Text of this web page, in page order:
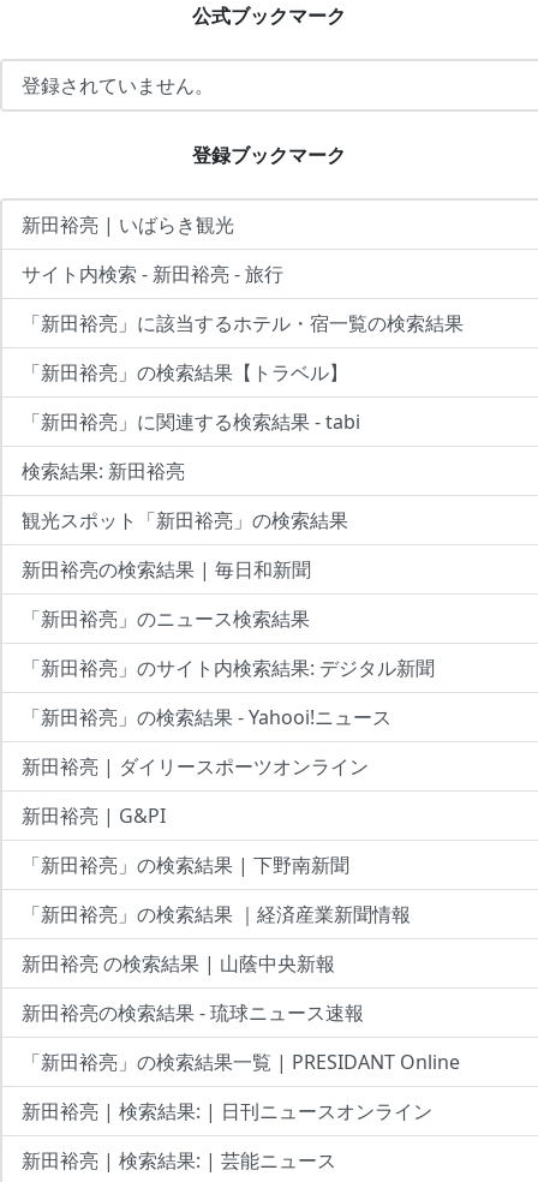
公式ブックマーク
登録されていません。
登録ブックマーク
新田裕亮 | いばらき観光
サイト内検索 - 新田裕亮 - 旅行
「新田裕亮」に該当するホテル・宿一覧の検索結果
「新田裕亮」の検索結果【トラベル】
「新田裕亮」に関連する検索結果 - tabi
検索結果: 新田裕亮
観光スポット「新田裕亮」の検索結果
新田裕亮の検索結果 | 毎日和新聞
「新田裕亮」のニュース検索結果
「新田裕亮」のサイト内検索結果: デジタル新聞
「新田裕亮」の検索結果 - Yahooi!ニュース
新田裕亮 | ダイリースポーツオンライン
新田裕亮 | G&PI
「新田裕亮」の検索結果 | 下野南新聞
「新田裕亮」の検索結果 ｜経済産業新聞情報
新田裕亮 の検索結果 | 山蔭中央新報
新田裕亮の検索結果 - 琉球ニュース速報
「新田裕亮」の検索結果一覧 | PRESIDANT Online
新田裕亮 | 検索結果: | 日刊ニュースオンライン
新田裕亮 | 検索結果: | 芸能ニュース